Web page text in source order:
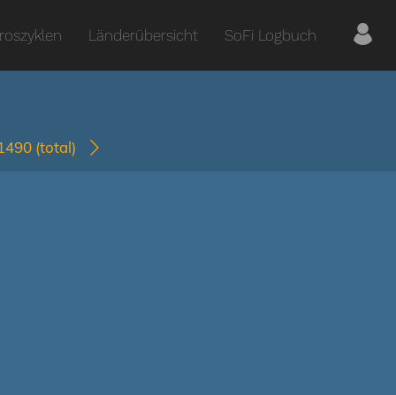
Länderübersicht SoFi Logbuch
(total)